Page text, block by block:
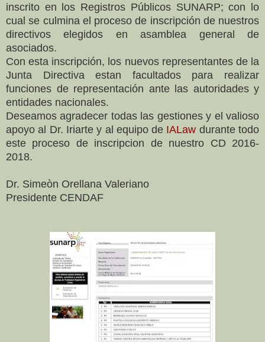
inscrito en los Registros Públicos SUNARP; con lo
cual se culmina el proceso de inscripción de nuestros
directivos elegidos en asamblea general de
asociados.
Con esta inscripción, los nuevos representantes de la
Junta Directiva estan facultados para realizar
funciones de representación ante las autoridades y
entidades nacionales.
Deseamos agradecer todas las gestiones y el valioso
apoyo al Dr. Iriarte y al equipo de IALaw durante todo
este proceso de inscripcion de nuestro CD 2016-
2018.
Dr. Simeòn Orellana Valeriano
Presidente CENDAF